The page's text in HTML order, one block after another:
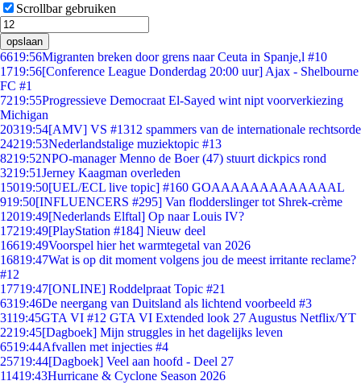
Scrollbar gebruiken
opslaan
6619:56Migranten breken door grens naar Ceuta in Spanje,l #10
1719:56[Conference League Donderdag 20:00 uur] Ajax - Shelbourne
FC #1
7219:55Progressieve Democraat El-Sayed wint nipt voorverkiezing
Michigan
20319:54[AMV] VS #1312 spammers van de internationale rechtsorde
24219:53Nederlandstalige muziektopic #13
8219:52NPO-manager Menno de Boer (47) stuurt dickpics rond
3219:51Jerney Kaagman overleden
15019:50[UEL/ECL live topic] #160 GOAAAAAAAAAAAAAL
919:50[INFLUENCERS #295] Van flodderslinger tot Shrek-crème
12019:49[Nederlands Elftal] Op naar Louis IV?
17219:49[PlayStation #184] Nieuw deel
16619:49Voorspel hier het warmtegetal van 2026
16819:47Wat is op dit moment volgens jou de meest irritante reclame?
#12
17719:47[ONLINE] Roddelpraat Topic #21
6319:46De neergang van Duitsland als lichtend voorbeeld #3
3119:45GTA VI #12 GTA VI Extended look 27 Augustus Netflix/YT
2219:45[Dagboek] Mijn struggles in het dagelijks leven
6519:44Afvallen met injecties #4
25719:44[Dagboek] Veel aan hoofd - Deel 27
11419:43Hurricane & Cyclone Season 2026